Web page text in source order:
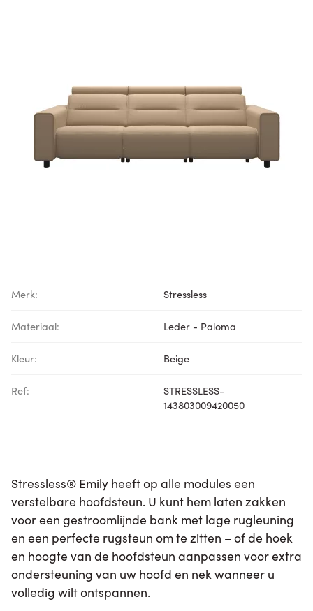
Merk: Stressless
Materiaal: Leder - Paloma
Kleur: Beige
Ref:
STRESSLESS-
143803009420050
Stressless® Emily heeft op alle modules een
verstelbare hoofdsteun. U kunt hem laten zakken
voor een gestroomlijnde bank met lage rugleuning
en een perfecte rugsteun om te zitten – of de hoek
en hoogte van de hoofdsteun aanpassen voor extra
ondersteuning van uw hoofd en nek wanneer u
volledig wilt ontspannen.